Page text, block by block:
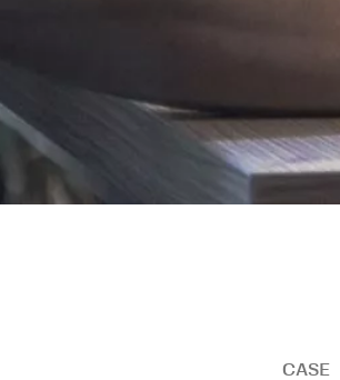
CASE